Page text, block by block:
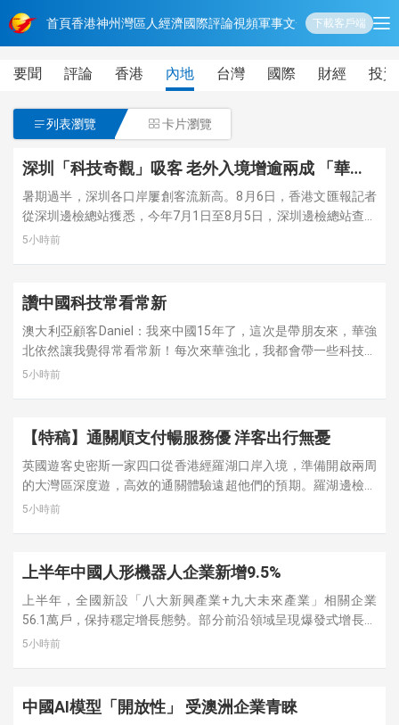
首頁香港神州灣區人經濟國際評論視頻軍事文化 娛樂生活教育體
下載客戶端
要聞 評論 香港 內地 台灣 國際 財經 投
列表瀏覽  卡片瀏覽
深圳「科技奇觀」吸客 老外入境增逾兩成 「華強
北產品多到令人『不知所措』」 回頭客帶來新朋
友
暑期過半，深圳各口岸屢創客流新高。8月6日，香港文匯報記者
從深圳邊檢總站獲悉，今年7月1日至8月5日，深圳邊檢總站查驗
入境外國人超38萬人次，日均1.06萬人次，同比增長24.8%。截
5小時前
讚中國科技常看常新
澳大利亞顧客Daniel：我來中國15年了，這次是帶朋友來，華強
北依然讓我覺得常看常新！每次來華強北，我都會帶一些科技新
品回到澳大利亞。
5小時前
【特稿】通關順支付暢服務優 洋客出行無憂
英國遊客史密斯一家四口從香港經羅湖口岸入境，準備開啟兩周
的大灣區深度遊，高效的通關體驗遠超他們的預期。羅湖邊檢站
針對暑期親子客流優化查驗流程，前置引導外籍遊客線上填報電
施，把細緻的服務藏在每一個小細節裏。
5小時前
上半年中國人形機器人企業新增9.5%
上半年，全國新設「八大新興產業+九大未來產業」相關企業
56.1萬戶，保持穩定增長態勢。部分前沿領域呈現爆發式增長，
如生成式人工智能領域新設企業5.5萬戶，同比增長28.0%，人形
5小時前
中國AI模型「開放性」 受澳洲企業青睞